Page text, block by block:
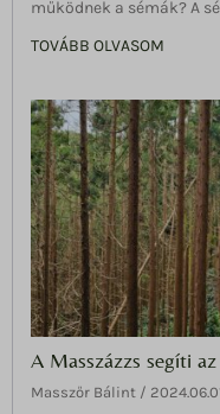
működnek a sémák? A
TOVÁBB OLVASOM
A Masszázzs segíti
Masszőr Bálint
tk_qs